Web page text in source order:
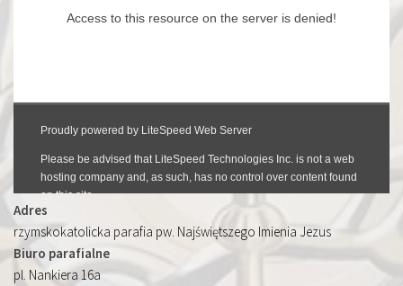
Adres
rzymskokatolicka parafia pw. Najświętszego Imienia Jezus
Biuro parafialne
pl. Nankiera 16a